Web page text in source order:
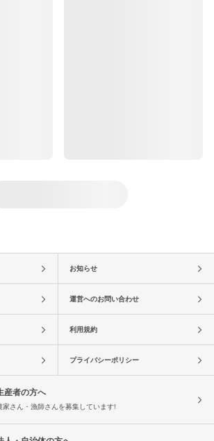
お知らせ
運営へのお問い合わせ
利用規約
プライバシーポリシー
産者の方へ
家さん・漁師さんを募集しています!